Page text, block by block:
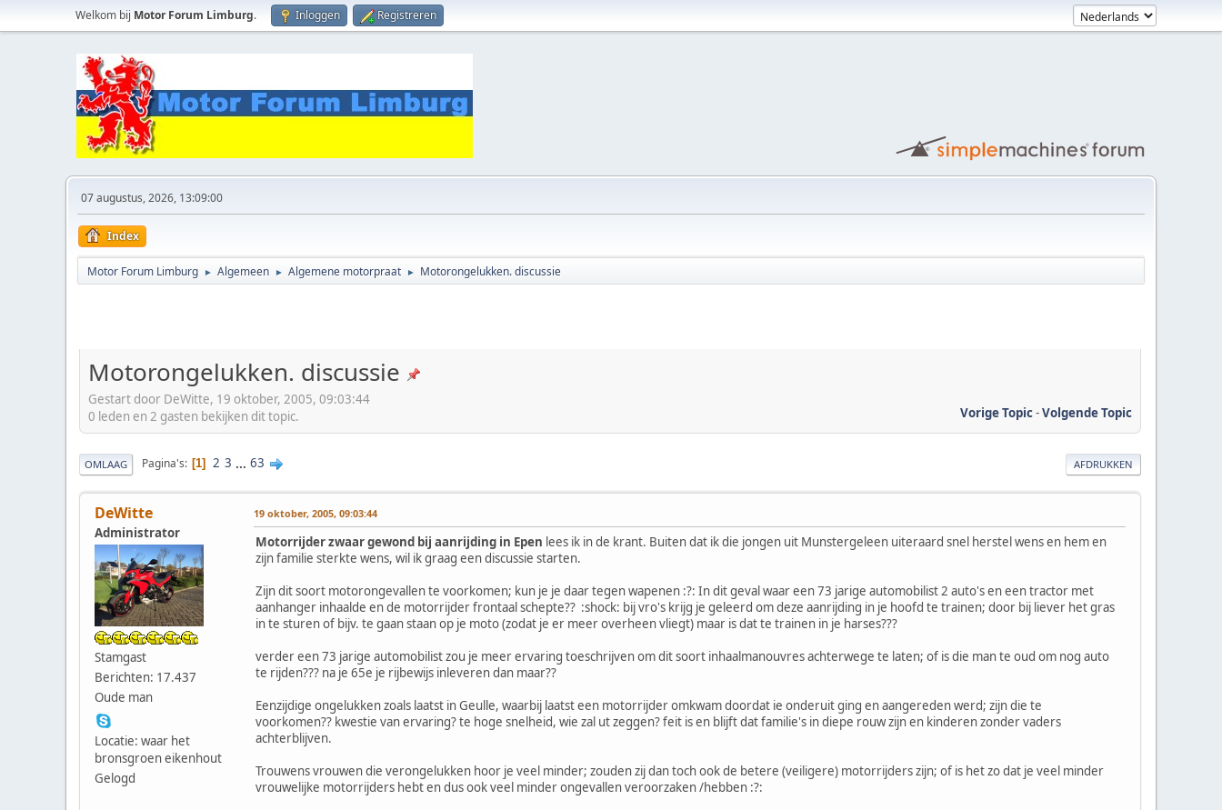
Welkom bij Motor Forum Limburg. Inloggen Registreren
07 augustus, 2026, 13:09:00
Index
Motor Forum Limburg ► Algemeen ► Algemene motorpraat ► Motorongelukken. discussie
Motorongelukken. discussie
Gestart door DeWitte, 19 oktober, 2005, 09:03:44
Vorige Topic-Volgende Topic
0 leden en 2 gasten bekijken dit topic.
AFDRUKKEN
OMLAAG Pagina's 1 2 3 ... 63
DeWitte
Administrator
Stamgast
Berichten: 17.437
Oude man
Locatie: waar het
bronsgroen eikenhout
Gelogd
19 oktober, 2005, 09:03:44
Motorrijder zwaar gewond bij aanrijding in Epen lees ik in de krant. Buiten dat ik die jongen uit Munstergeleen uiteraard snel herstel wens en hem en
zijn familie sterkte wens, wil ik graag een discussie starten.
Zijn dit soort motorongevallen te voorkomen; kun je je daar tegen wapenen :?: In dit geval waar een 73 jarige automobilist 2 auto's en een tractor met
aanhanger inhaalde en de motorrijder frontaal schepte?? :shock: bij vro's krijg je geleerd om deze aanrijding in je hoofd te trainen; door bij liever het gras
in te sturen of bijv. te gaan staan op je moto (zodat je er meer overheen vliegt) maar is dat te trainen in je harses???
verder een 73 jarige automobilist zou je meer ervaring toeschrijven om dit soort inhaalmanouvres achterwege te laten; of is die man te oud om nog auto
te rijden??? na je 65e je rijbewijs inleveren dan maar??
Eenzijdige ongelukken zoals laatst in Geulle, waarbij laatst een motorrijder omkwam doordat ie onderuit ging en aangereden werd; zijn die te
voorkomen?? kwestie van ervaring? te hoge snelheid, wie zal ut zeggen? feit is en blijft dat familie's in diepe rouw zijn en kinderen zonder vaders
achterblijven.
Trouwens vrouwen die verongelukken hoor je veel minder; zouden zij dan toch ook de betere (veiligere) motorrijders zijn; of is het zo dat je veel minder
vrouwelijke motorrijders hebt en dus ook veel minder ongevallen veroorzaken /hebben :?: